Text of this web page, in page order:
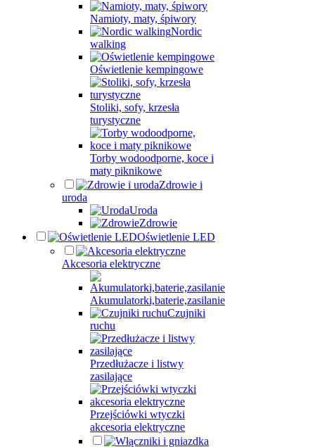
Namioty, maty, śpiwory
Nordic
walking
Oświetlenie kempingowe
Stoliki, sofy, krzesła
turystyczne
Torby wodoodporne, koce i
maty piknikowe
Zdrowie i
uroda
Uroda
Zdrowie
Oświetlenie LED
Akcesoria elektryczne
Akumulatorki,baterie,zasilanie
Czujniki
ruchu
Przedłużacze i listwy
zasilające
Przejściówki wtyczki
akcesoria elektryczne